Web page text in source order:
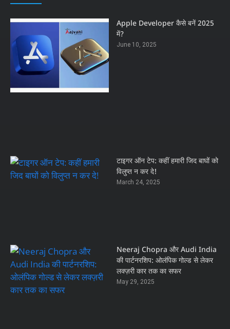
Apple Developer कैसे बनें 2025
में?
June 10, 2025
टाइगर ऑन टेप: कहीं हमारी जिद बाघों को
विलुप्त न कर दे!
March 24, 2025
Neeraj Chopra और Audi India
की पार्टनरशिप: ओलंपिक गोल्ड से लेकर
लक्ज़री कार तक का सफर
May 29, 2025